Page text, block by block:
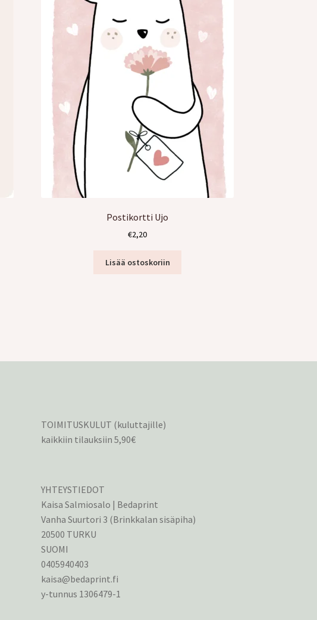
Postikortti Ujo
€2,20
Lisää ostoskoriin
TOIMITUSKULUT (kuluttajille)
kaikkiin tilauksiin 5,90€
YHTEYSTIEDOT
Kaisa Salmiosalo | Bedaprint
Vanha Suurtori 3 (Brinkkalan sisäpiha)
20500 TURKU
SUOMI
0405940403
kaisa@bedaprint.fi
y-tunnus 1306479-1